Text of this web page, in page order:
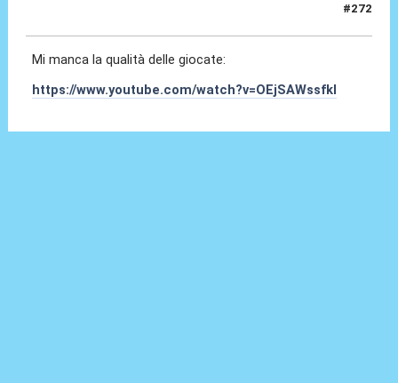
#272
Mi manca la qualità delle giocate:
https://www.youtube.com/watch?v=OEjSAWssfkI